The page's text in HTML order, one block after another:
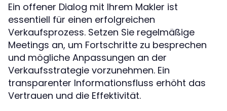
Ein offener Dialog mit Ihrem Makler ist
essentiell für einen erfolgreichen
Verkaufsprozess. Setzen Sie regelmäßige
Meetings an, um Fortschritte zu besprechen
und mögliche Anpassungen an der
Verkaufsstrategie vorzunehmen. Ein
transparenter Informationsfluss erhöht das
Vertrauen und die Effektivität.